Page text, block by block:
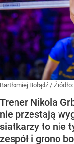
Bartłomiej Bołądź / Źródło:
Trener Nikola
nie przestają
siatkarzy to nie
zespół i grono